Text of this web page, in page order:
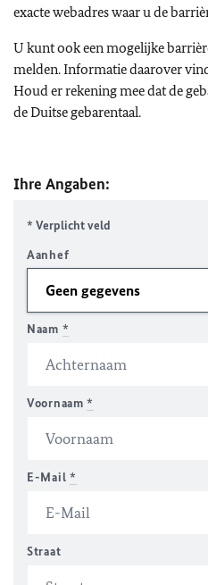
exacte webadres waar u de
U kunt ook een mogelijke
melden. Informatie daarover
Houd er rekening mee dat de
de Duitse gebarentaal.
Ihre Angaben:
* Verplicht veld
Aanhef
Naam *
Voornaam*
E-Mail *
Straat